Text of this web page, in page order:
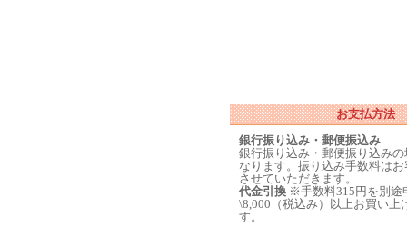
お支払方法
銀行振り込み・郵便振込み
銀行振り込み・郵便振り込み
なります。振り込み手数料は
させていただきます。
代金引換※手数料315円を別途
\8,000（税込み）以上お買い上
す。